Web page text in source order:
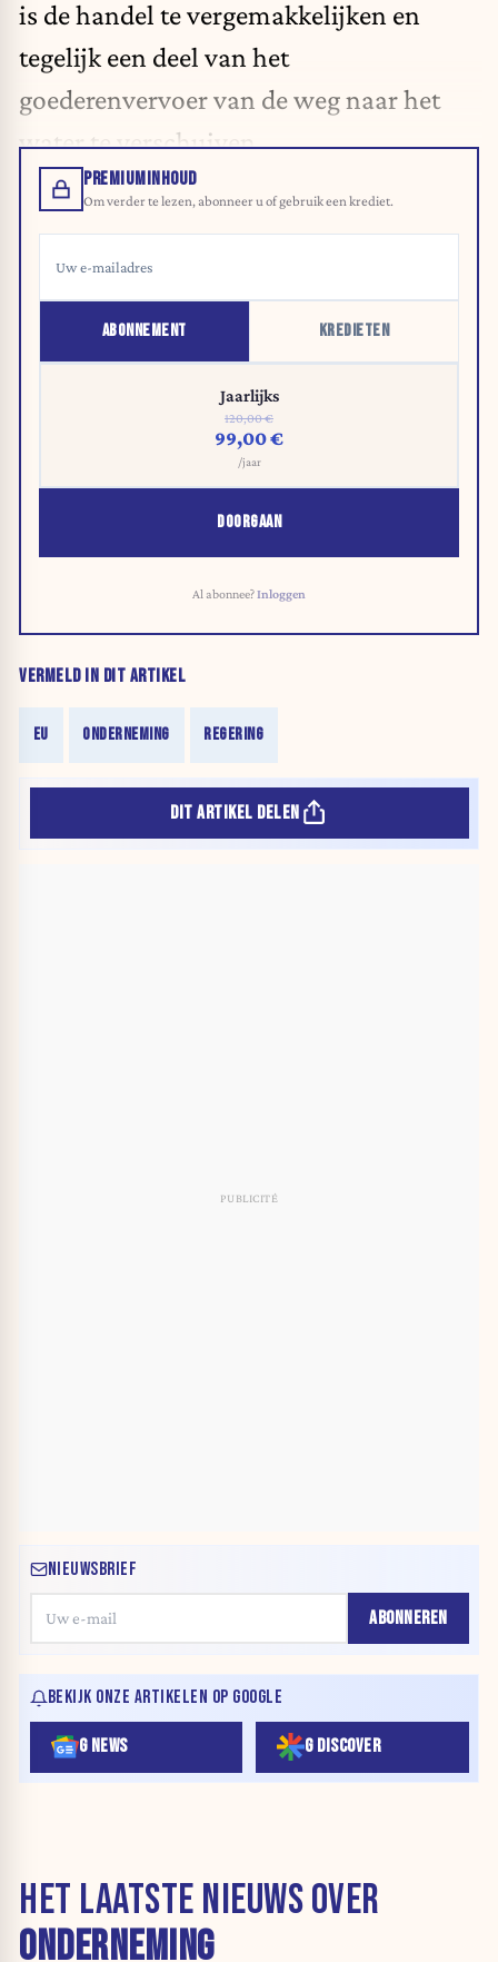
is de handel te vergemakkelijken en
tegelijk een deel van het
goederenvervoer van de weg naar het
water te verschuiven.
PREMIUMINHOUD
Om verder te lezen, abonneer u of gebruik een krediet.
ABONNEMENT KREDIETEN
Jaarlijks
120,00 €
99,00 €
/jaar
DOORGAAN
Al abonnee?Inloggen
VERMELD IN DIT ARTIKEL
EU ONDERNEMING REGERING
DIT ARTIKEL DELEN
NIEUWSBRIEF
ABONNEREN
BEKIJK ONZE ARTIKELEN OP GOOGLE
G NEWS G DISCOVER
HET LAATSTE NIEUWS OVER
ONDERNEMING